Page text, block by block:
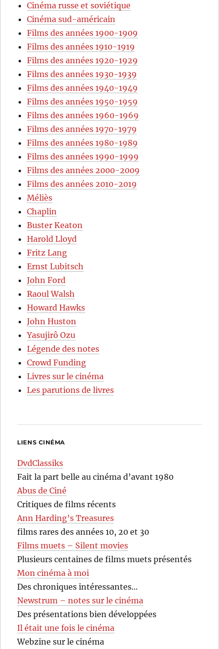
Cinéma russe et soviétique
Cinéma sud-américain
Films des années 1900-1909
Films des années 1910-1919
Films des années 1920-1929
Films des années 1930-1939
Films des années 1940-1949
Films des années 1950-1959
Films des années 1960-1969
Films des années 1970-1979
Films des années 1980-1989
Films des années 1990-1999
Films des années 2000-2009
Films des années 2010-2019
Méliès
Chaplin
Buster Keaton
Harold Lloyd
Fritz Lang
Ernst Lubitsch
John Ford
Raoul Walsh
Howard Hawks
John Huston
Yasujirô Ozu
Légende des notes
Crowd Funding
Livres sur le cinéma
Les parutions de livres
LIENS CINÉMA
DvdClassiks
Fait la part belle au cinéma d’avant 1980
Abus de Ciné
Critiques de films récents
Ann Harding’s Treasures
films rares des années 10, 20 et 30
Films muets – Silent movies
Plusieurs centaines de films muets présentés
Mon cinéma à moi
Des chroniques intéressantes…
Newstrum – notes sur le cinéma
Des présentations bien développées
Il était une fois le cinéma
Webzine sur le cinéma